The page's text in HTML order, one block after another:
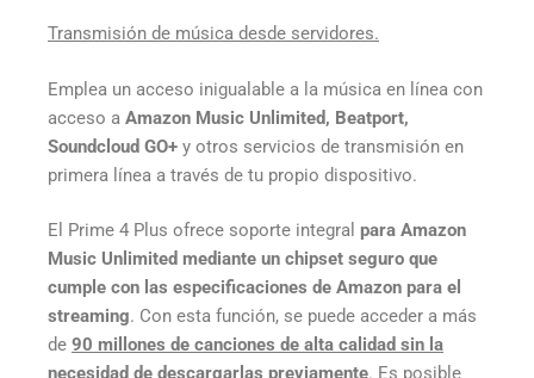
Transmisión de música desde servidores.
Emplea un acceso inigualable a la música en línea con
acceso a Amazon Music Unlimited, Beatport,
Soundcloud GO+ y otros servicios de transmisión en
primera línea a través de tu propio dispositivo.
El Prime 4 Plus ofrece soporte integral para Amazon
Music Unlimited mediante un chipset seguro que
cumple con las especificaciones de Amazon para el
streaming. Con esta función, se puede acceder a más
de 90 millones de canciones de alta calidad sin la
necesidad de descargarlas previamente. Es posible